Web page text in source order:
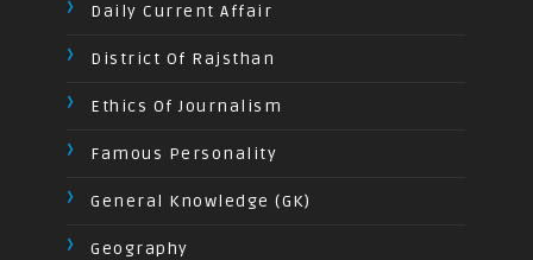
Daily Current Affair
District Of Rajsthan
Ethics Of Journalism
Famous Personality
General Knowledge (GK)
Geography